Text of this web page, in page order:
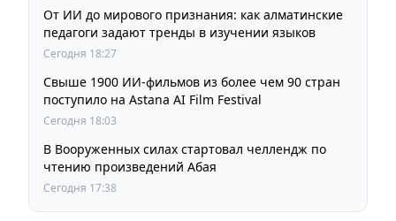
От ИИ до мирового признания: как алматинские
педагоги задают тренды в изучении языков
Сегодня 18:27
Свыше 1900 ИИ-фильмов из более чем 90 стран
поступило на Astana AI Film Festival
Сегодня 18:03
В Вооруженных силах стартовал челлендж по
чтению произведений Абая
Сегодня 17:38